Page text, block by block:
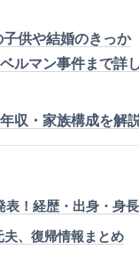
子供や結婚のきっか
ルマン事件まで詳
収・家族構成を解
表！経歴・出身・
夫、復帰情報まとめ